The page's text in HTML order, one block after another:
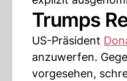
Trumps
US-Präsident
anzuwerfen.
vorgesehen,